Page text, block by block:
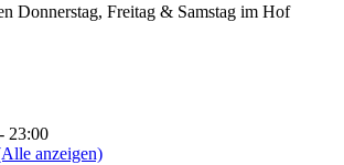
Donnerstag, Freitag & Samstag im Hof
- 23:00
anzeigen)